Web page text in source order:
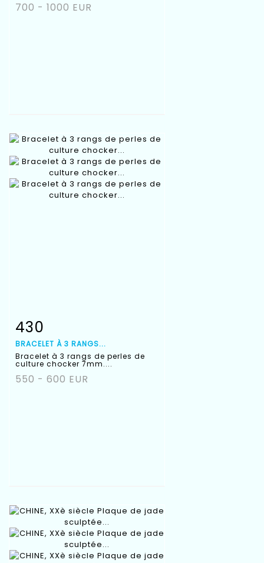
700 - 1000 EUR
Fiche détaillée
430
BRACELET À 3 RANGS...
Bracelet à 3 rangs de perles de
culture chocker 7mm....
550 - 600 EUR